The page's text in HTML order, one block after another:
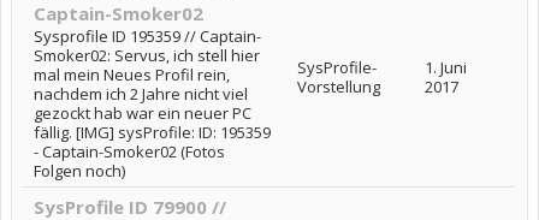
Captain-Smoker02
Sysprofile ID 195359 // Captain-
Smoker02: Servus, ich stell hier
mal mein Neues Profil rein,
nachdem ich 2 Jahre nicht viel
gezockt hab war ein neuer PC
fällig. [IMG] sysProfile: ID: 195359
- Captain-Smoker02 (Fotos
Folgen noch)
SysProfile-
Vorstellung
1. Juni
2017
SysProfile ID 79900 //